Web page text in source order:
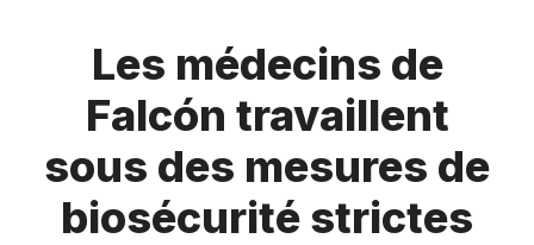
Les médecins de
Falcón travaillent
sous des mesures de
biosécurité strictes